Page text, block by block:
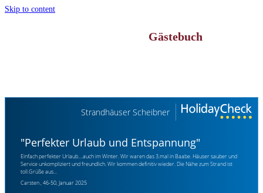
Skip to content
Gästebuch
Strandhäuser Scheibner
"Perfekter Urlaub und Entspannung"
Einfach perfekter Urlaub....auch im Winter. Wir waren das 3.mal in Baabe. Häuser sauber und
Service unkompliziert und freundlich. Wir kommen definitiv wieder. Die Nähe zum Strand ist
toll.Grüße aus...
Carsten , 46-50, Januar 2025